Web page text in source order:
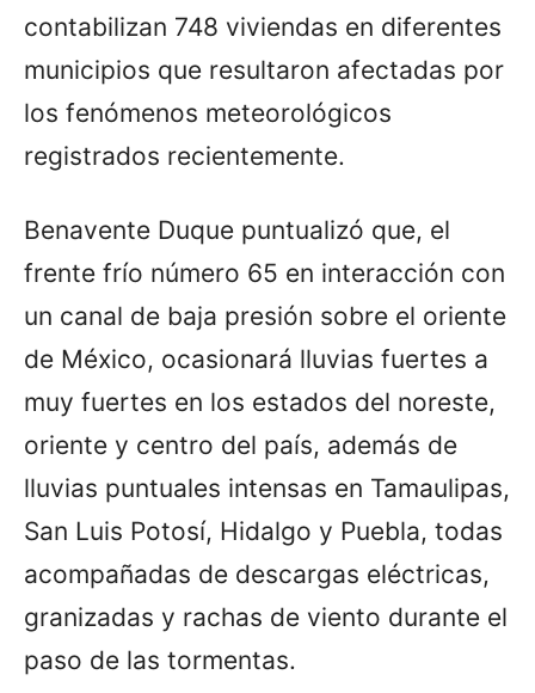
contabilizan 748 viviendas en diferentes
municipios que resultaron afectadas por
los fenómenos meteorológicos
registrados recientemente.
Benavente Duque puntualizó que, el
frente frío número 65 en interacción con
un canal de baja presión sobre el oriente
de México, ocasionará lluvias fuertes a
muy fuertes en los estados del noreste,
oriente y centro del país, además de
lluvias puntuales intensas en Tamaulipas,
San Luis Potosí, Hidalgo y Puebla, todas
acompañadas de descargas eléctricas,
granizadas y rachas de viento durante el
paso de las tormentas.